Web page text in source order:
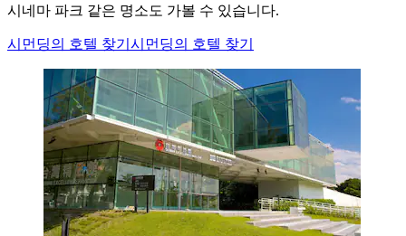
시네마 파크 같은 명소도 가볼 수 있습니다.
시먼딩의 호텔 찾기 시먼딩의 호텔 찾기